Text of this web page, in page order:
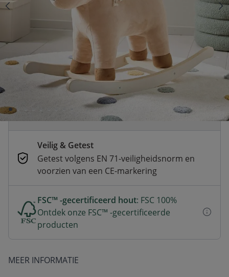
Snelle levering
Voor 23:00 besteld, dezelfde dag
verzonden
Betaal nu of in 3 delen
Veilig afrekenen met verschillende
betaalmethoden
Veilig & Getest
Getest volgens EN 71-veiligheidsnorm en
voorzien van een CE-markering
FSC™ -gecertificeerd hout: FSC 100%
Ontdek onze FSC™ -gecertificeerde
producten
MEER INFORMATIE